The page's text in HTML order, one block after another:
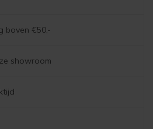
boven €50,-
showroom